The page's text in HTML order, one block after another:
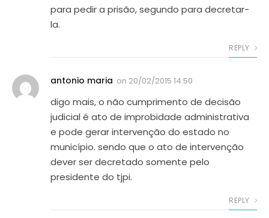
para pedir a prisão, segundo para decretar-
la.
REPLY
antonio maria on 20/02/2015 14:50
digo mais, o não cumprimento de decisão
judicial é ato de improbidade administrativa
e pode gerar intervenção do estado no
município. sendo que o ato de intervenção
dever ser decretado somente pelo
presidente do tjpi.
REPLY